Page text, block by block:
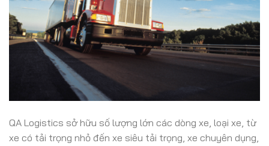
QA Logistics sở hữu số lượng lớn các dòng xe, loại xe, từ
xe có tải trọng nhỏ đến xe siêu tải trọng, xe chuyên dụng,